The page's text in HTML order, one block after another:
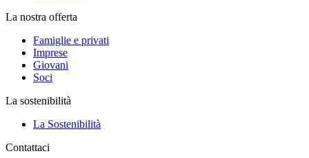
La nostra offerta
Famiglie e privati
Imprese
Giovani
Soci
La sostenibilità
La Sostenibilità
Contattaci